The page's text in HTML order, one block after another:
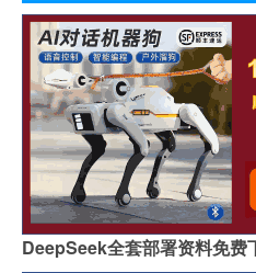
DeepSeek全套部署资料免费